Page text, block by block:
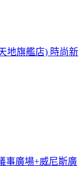
地旗艦店) 時尚新
事廣場+威尼斯廣